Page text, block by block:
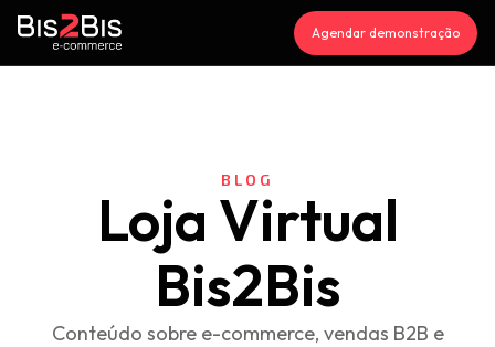
Agendar demonstração
BLOG
Loja Virtual
Bis2Bis
Conteúdo sobre e-commerce, vendas B2B e